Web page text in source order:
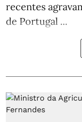
recentes
de Portugal ...